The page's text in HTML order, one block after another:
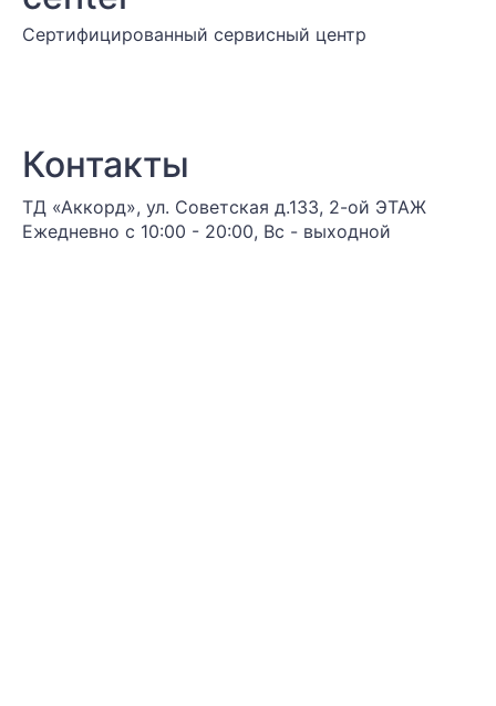
Сертифицированный сервисный центр
Контакты
ТД «Аккорд», ул. Советская д.133, 2-ой ЭТАЖ
Ежедневно с 10:00 - 20:00, Вс - выходной